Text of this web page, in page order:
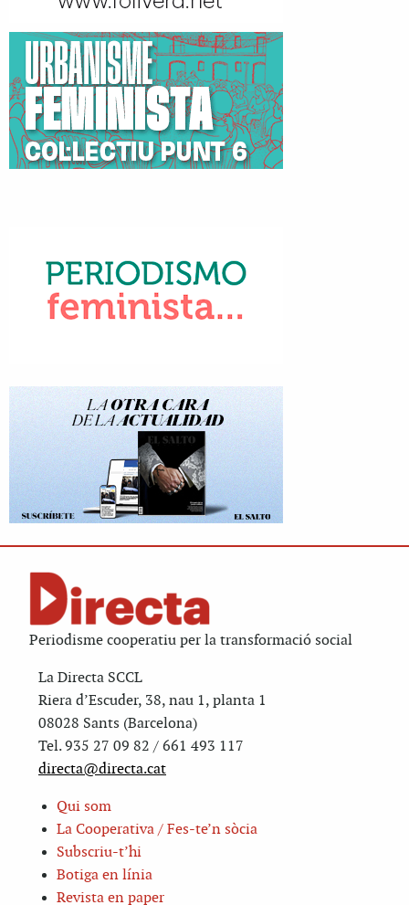
Periodisme cooperatiu per la transformació social
La Directa SCCL
Riera d’Escuder, 38, nau 1, planta 1
08028 Sants (Barcelona)
Tel. 935 27 09 82 / 661 493 117
directa@directa.cat
Qui som
La Cooperativa / Fes-te’n sòcia
Subscriu-t’hi
Botiga en línia
Revista en paper